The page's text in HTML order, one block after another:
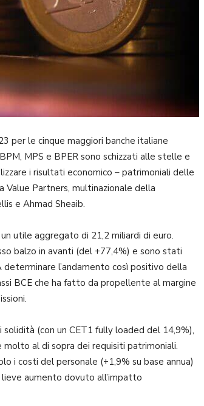
per le cinque maggiori banche italiane
MPS e BPER sono schizzati alle stelle e
i risultati economico – patrimoniali delle
Value Partners, multinazionale della
e Ahmad Sheaib.
utile aggregato di 21,2 miliardi di euro.
balzo in avanti (del +77,4%) e sono stati
l’andamento così positivo della
BCE che ha fatto da propellente al margine
(con un CET1 fully loaded del 14,9%),
al di sopra dei requisiti patrimoniali.
i costi del personale (+1,9% su base annua)
aumento dovuto all’impatto